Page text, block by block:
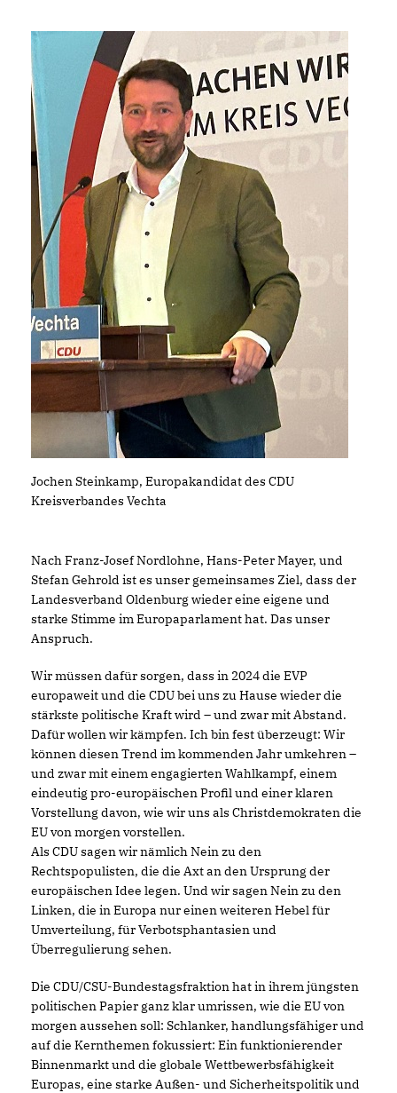
Jochen Steinkamp, Europakandidat des CDU
Kreisverbandes Vechta
Nach Franz-Josef Nordlohne, Hans-Peter Mayer, und
Stefan Gehrold ist es unser gemeinsames Ziel, dass der
Landesverband Oldenburg wieder eine eigene und
starke Stimme im Europaparlament hat. Das unser
Anspruch.
Wir müssen dafür sorgen, dass in 2024 die EVP
europaweit und die CDU bei uns zu Hause wieder die
stärkste politische Kraft wird – und zwar mit Abstand.
Dafür wollen wir kämpfen. Ich bin fest überzeugt: Wir
können diesen Trend im kommenden Jahr umkehren –
und zwar mit einem engagierten Wahlkampf, einem
eindeutig pro-europäischen Profil und einer klaren
Vorstellung davon, wie wir uns als Christdemokraten die
EU von morgen vorstellen.
Als CDU sagen wir nämlich Nein zu den
Rechtspopulisten, die die Axt an den Ursprung der
europäischen Idee legen. Und wir sagen Nein zu den
Linken, die in Europa nur einen weiteren Hebel für
Umverteilung, für Verbotsphantasien und
Überregulierung sehen.
Die CDU/CSU-Bundestagsfraktion hat in ihrem jüngsten
politischen Papier ganz klar umrissen, wie die EU von
morgen aussehen soll: Schlanker, handlungsfähiger und
auf die Kernthemen fokussiert: Ein funktionierender
Binnenmarkt und die globale Wettbewerbsfähigkeit
Europas, eine starke Außen- und Sicherheitspolitik und